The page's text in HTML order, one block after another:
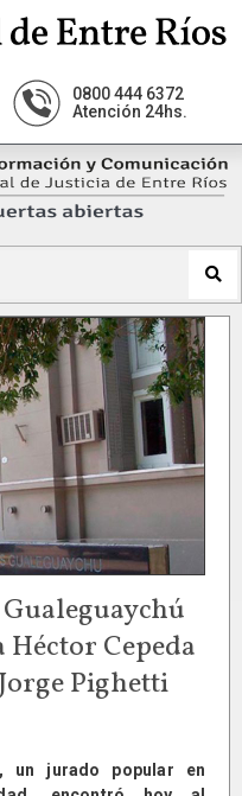
0800 444 6372
Atención 24hs.
Cepeda
Pighetti
un jurado popular en